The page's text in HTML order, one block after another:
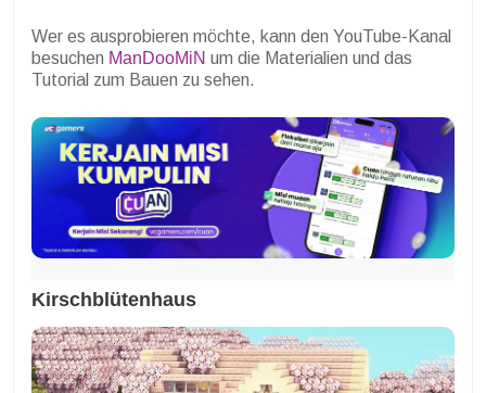
Wer es ausprobieren möchte, kann den YouTube-Kanal
besuchen ManDooMiN um die Materialien und das
Tutorial zum Bauen zu sehen.
Kirschblütenhaus